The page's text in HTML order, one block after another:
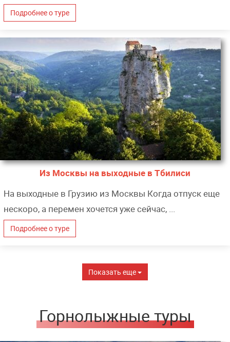
Подробнее о туре
Из Москвы на выходные в Тбилиси
На выходные в Грузию из Москвы Когда отпуск еще
нескоро, а перемен хочется уже сейчас, ...
Подробнее о туре
Показать еще
Горнолыжные туры